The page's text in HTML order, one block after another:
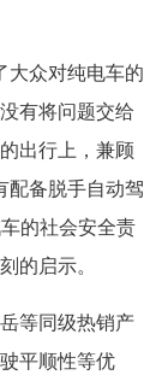
大众对纯电车的
有将问题交给
出行上，兼顾
配备脱手自动驾
的社会安全责
的启示。
等同级热销产
平顺性等优